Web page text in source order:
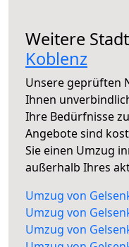
Weitere
Koblenz
Unsere geprüften
Ihnen
Ihre Bedürfnisse
Angebote sind
Sie einen Umzug
außerhalb Ihres
Umzug von
Umzug von
Umzug von